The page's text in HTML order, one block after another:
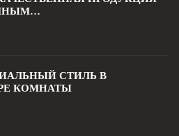
СТИЛЬ В
КОМНАТЫ